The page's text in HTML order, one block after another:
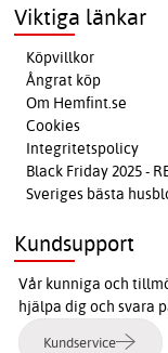
Viktiga länkar
Köpvillkor
Ångrat köp
Om Hemfint.se
Cookies
Integritetspolicy
Black Friday 2025 -
Sveriges bästa
Kundsupport
Vår kunniga och
hjälpa dig och svara
Kundservice